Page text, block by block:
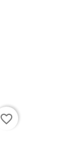
favorite_border